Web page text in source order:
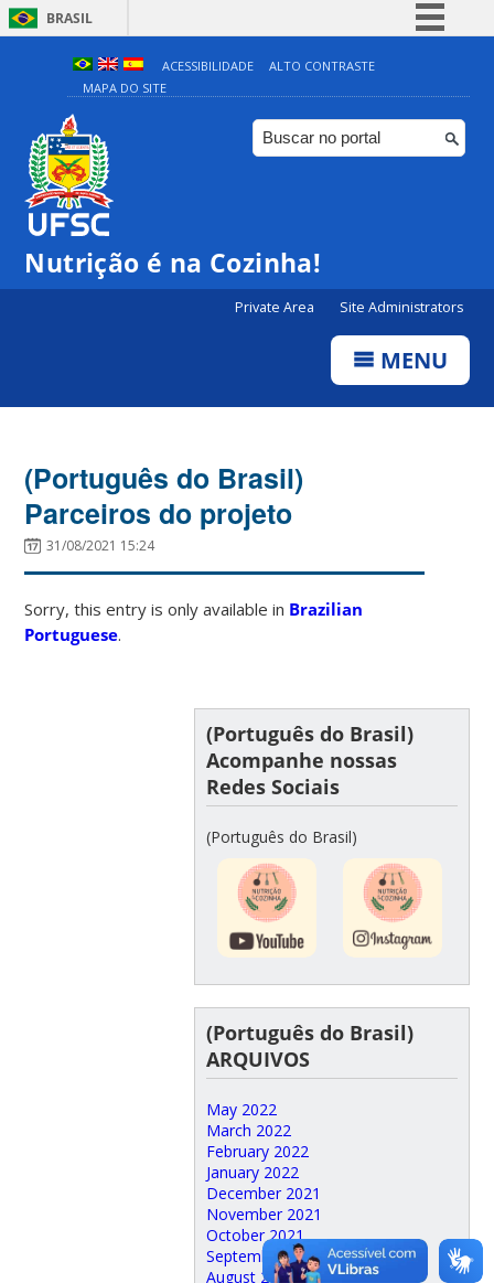
BRASIL
Simplifique!
Comunica BR
Participe
ACESSIBILIDADE
ALTO CONTRASTE
MAPA DO SITE
Nutrição é na Cozinha!
Private Area Site Administrators
MENU
(Português do Brasil)
Parceiros do projeto
31/08/2021 15:24
Sorry, this entry is only available in Brazilian
Portuguese.
(Português do Brasil)
Acompanhe nossas
Redes Sociais
(Português do Brasil)
(Português do Brasil)
ARQUIVOS
May 2022
March 2022
February 2022
January 2022
December 2021
November 2021
October 2021
September 2021
August 2021